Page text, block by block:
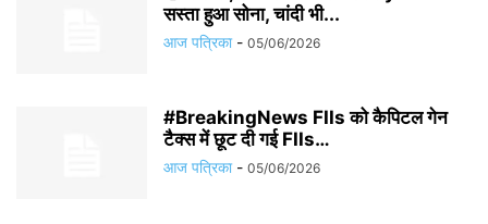
सस्ता हुआ सोना, चांदी भी...
आज पत्रिका - 05/06/2026
#BreakingNews FIIs को कैपिटल गेन
टैक्स में छूट दी गई FIIs…
आज पत्रिका - 05/06/2026